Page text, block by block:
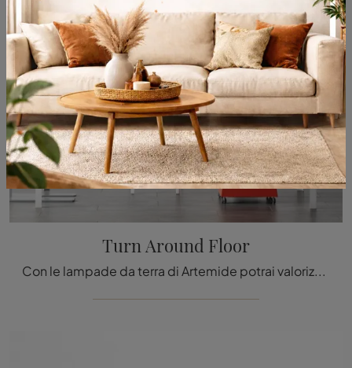
Turn Around Floor
Con le lampade da terra di Artemide potrai valorizzare i tuoi spazi: clicca e scopri Turn Around Floor!